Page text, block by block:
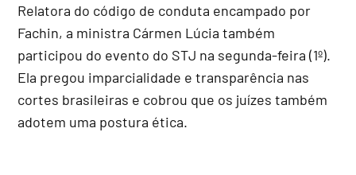
Relatora do código de conduta encampado por
Fachin, a ministra Cármen Lúcia também
participou do evento do STJ na segunda-feira (1º).
Ela pregou imparcialidade e transparência nas
cortes brasileiras e cobrou que os juízes também
adotem uma postura ética.